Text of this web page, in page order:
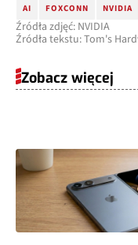
AI FOXCONN NVIDIA
Źródła zdjęć: NVIDIA
Źródła tekstu: Tom's
Zobacz więcej